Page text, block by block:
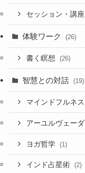
セッション・講座
体験ワーク (26)
書く瞑想 (26)
智慧との対話 (19)
マインドフルネス
アーユルヴェーダ
ヨガ哲学 (1)
インド占星術 (2)